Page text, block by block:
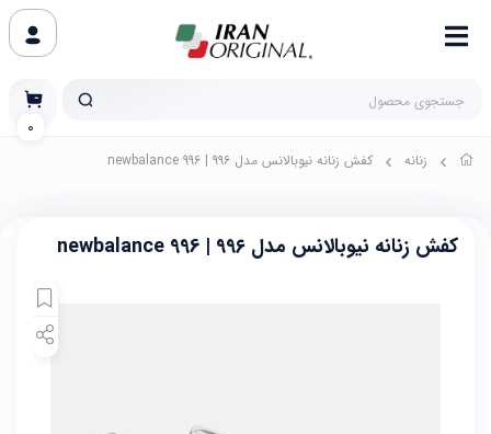
زنانه کفش زنانه نیوبالانس مدل ۹۹۶ | 996 newbalance
کفش زنانه نیوبالانس مدل ۹۹۶ | 996 newbalance
0